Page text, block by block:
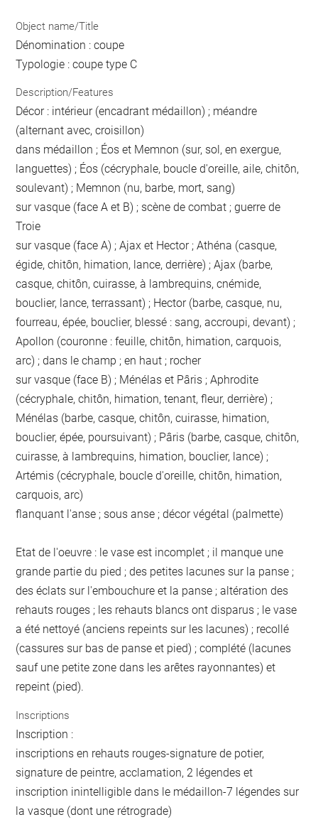
Object name/Title
Dénomination : coupe
Typologie : coupe type C
Description/Features
Décor : intérieur (encadrant médaillon) ; méandre
(alternant avec, croisillon)
dans médaillon ; Éos et Memnon (sur, sol, en exergue,
languettes) ; Éos (cécryphale, boucle d'oreille, aile, chitôn,
soulevant) ; Memnon (nu, barbe, mort, sang)
sur vasque (face A et B) ; scène de combat ; guerre de
Troie
sur vasque (face A) ; Ajax et Hector ; Athéna (casque,
égide, chitôn, himation, lance, derrière) ; Ajax (barbe,
casque, chitôn, cuirasse, à lambrequins, cnémide,
bouclier, lance, terrassant) ; Hector (barbe, casque, nu,
fourreau, épée, bouclier, blessé : sang, accroupi, devant) ;
Apollon (couronne : feuille, chitôn, himation, carquois,
arc) ; dans le champ ; en haut ; rocher
sur vasque (face B) ; Ménélas et Pâris ; Aphrodite
(cécryphale, chitôn, himation, tenant, fleur, derrière) ;
Ménélas (barbe, casque, chitôn, cuirasse, himation,
bouclier, épée, poursuivant) ; Pâris (barbe, casque, chitôn,
cuirasse, à lambrequins, himation, bouclier, lance) ;
Artémis (cécryphale, boucle d'oreille, chitôn, himation,
carquois, arc)
flanquant l'anse ; sous anse ; décor végétal (palmette)
Etat de l'oeuvre : le vase est incomplet ; il manque une
grande partie du pied ; des petites lacunes sur la panse ;
des éclats sur l'embouchure et la panse ; altération des
rehauts rouges ; les rehauts blancs ont disparus ; le vase
a été nettoyé (anciens repeints sur les lacunes) ; recollé
(cassures sur bas de panse et pied) ; complété (lacunes
sauf une petite zone dans les arêtes rayonnantes) et
repeint (pied).
Inscriptions
Inscription :
inscriptions en rehauts rouges-signature de potier,
signature de peintre, acclamation, 2 légendes et
inscription inintelligible dans le médaillon-7 légendes sur
la vasque (dont une rétrograde)